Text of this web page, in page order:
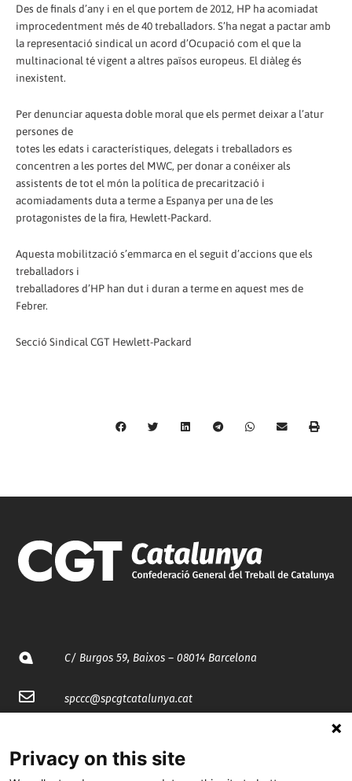
Des de finals d’any i en el que portem de 2012, HP ha acomiadat
improcedentment més de 40 treballadors. S’ha negat a pactar amb
la representació sindical un acord d’Ocupació com el que la
multinacional té vigent a altres països europeus. El diàleg és
inexistent.
Per denunciar aquesta doble moral que els permet deixar a l’atur
persones de
totes les edats i característiques, delegats i treballadors es
concentren a les portes del MWC, per donar a conéixer als
assistents de tot el món la política de precarització i
acomiadaments duta a terme a Espanya per una de les
protagonistes de la fira, Hewlett-Packard.
Aquesta mobilització s’emmarca en el seguit d’accions que els
treballadors i
treballadores d’HP han dut i duran a terme en aquest mes de
Febrer.
Secció Sindical CGT Hewlett-Packard
C/ Burgos 59, Baixos – 08014 Barcelona
spccc@spcgtcatalunya.cat
Privacy on this site